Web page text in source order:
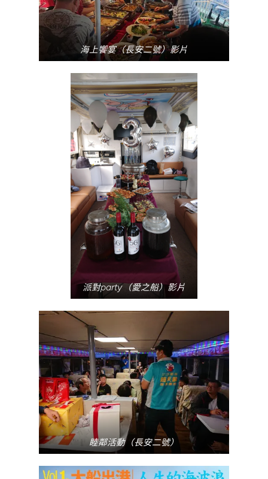
海上饗宴（長安二號）影片
派對party（愛之船）影片
睦鄰活動（長安二號）